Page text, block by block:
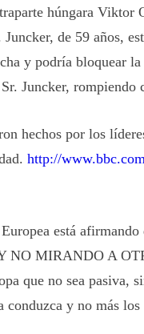
húngara Viktor
de 59 años,
y podría bloquear
Juncker, rompiendo
hechos por los
http://
está
NO MIRANDO A
que no sea pasiva,
conduzca y no más